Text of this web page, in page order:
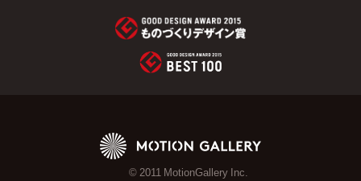
© 2011 MotionGallery Inc.